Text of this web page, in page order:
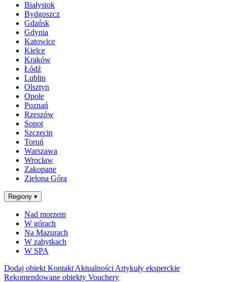
Białystok
Bydgoszcz
Gdańsk
Gdynia
Katowice
Kielce
Kraków
Łódź
Lublin
Olsztyn
Opole
Poznań
Rzeszów
Sopot
Szczecin
Toruń
Warszawa
Wrocław
Zakopane
Zielona Góra
Regiony ▾
Nad morzem
W górach
Na Mazurach
W zabytkach
W SPA
Dodaj obiekt Kontakt Aktualności Artykuły eksperckie
Rekomendowane obiekty Vouchery